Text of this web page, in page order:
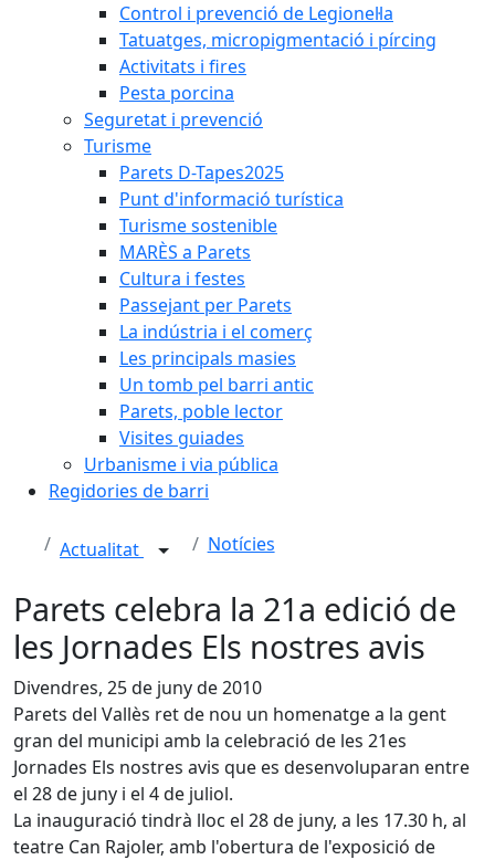
Control i prevenció de Legionel·la
Tatuatges, micropigmentació i pírcing
Activitats i fires
Pesta porcina
Seguretat i prevenció
Turisme
Parets D-Tapes2025
Punt d'informació turística
Turisme sostenible
MARÈS a Parets
Cultura i festes
Passejant per Parets
La indústria i el comerç
Les principals masies
Un tomb pel barri antic
Parets, poble lector
Visites guiades
Urbanisme i via pública
Regidories de barri
Actualitat Notícies
Parets celebra la 21a edició de
les Jornades Els nostres avis
Divendres, 25 de juny de 2010
Parets del Vallès ret de nou un homenatge a la gent
gran del municipi amb la celebració de les 21es
Jornades Els nostres avis que es desenvoluparan entre
el 28 de juny i el 4 de juliol.
La inauguració tindrà lloc el 28 de juny, a les 17.30 h, al
teatre Can Rajoler, amb l'obertura de l'exposició de